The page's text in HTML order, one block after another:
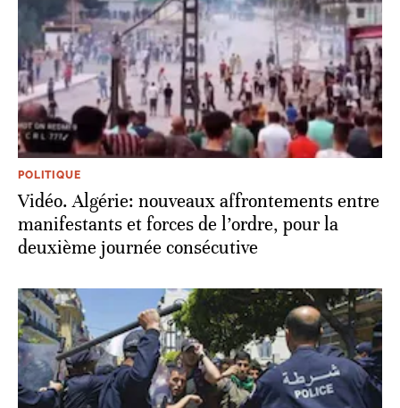
POLITIQUE
Vidéo. Algérie: nouveaux affrontements entre
manifestants et forces de l’ordre, pour la
deuxième journée consécutive